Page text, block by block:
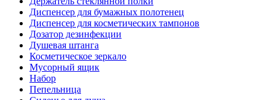
Диспенсер для бумажных полотенец
Диспенсер для косметических тампонов
Дозатор дезинфекции
Душевая штанга
Косметическое зеркало
Мусорный ящик
Набор
Пепельница